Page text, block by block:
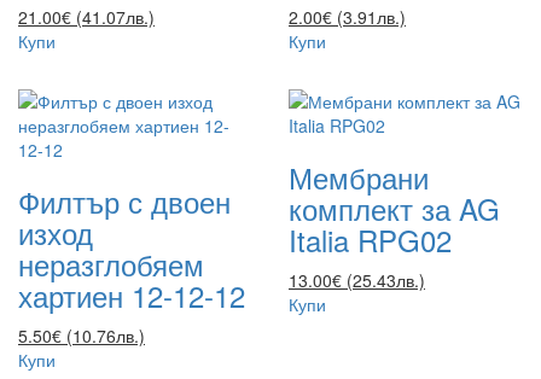
21.00€ (41.07лв.)
Купи
2.00€ (3.91лв.)
Купи
Филтър с двоен
изход
неразглобяем
хартиен 12-12-12
5.50€ (10.76лв.)
Купи
Мембрани
комплект за AG
Italia RPG02
13.00€ (25.43лв.)
Купи